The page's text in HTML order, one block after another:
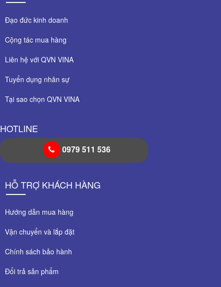
Đạo đức kinh doanh
Cộng tác mua hàng
Liên hệ với QVN VINA
Tuyển dụng nhân sự
Tại sao chọn QVN VINA
HOTLINE
0979 511 536
HỖ TRỢ KHÁCH HÀNG
Hướng dẫn mua hàng
Vận chuyển và lắp đặt
Chính sách bảo hành
Đổi trả sản phẩm